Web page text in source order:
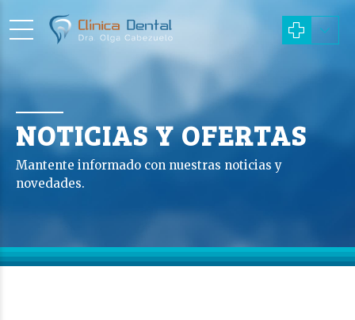
NOTICIAS Y OFERTAS
Mantente informado con nuestras noticias y
novedades.